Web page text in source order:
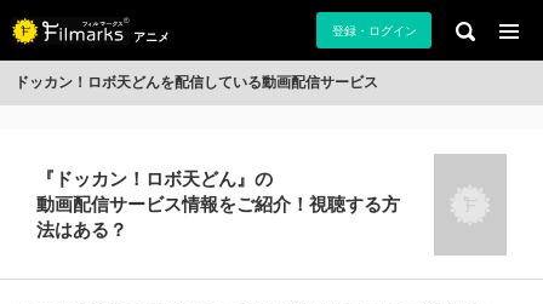
アニメ 登録・ログイン
ドッカン！ロボ天どんを配信している動画配信サービス
『ドッカン！ロボ天どん』の
動画配信サービス情報をご紹介！視聴する方
法はある？